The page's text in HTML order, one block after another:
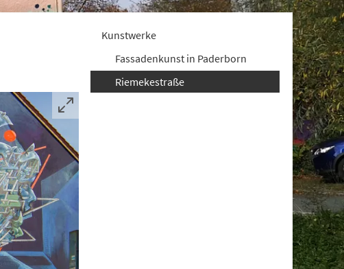
Kunstwerke
Fassadenkunst in Paderborn
Riemekestraße